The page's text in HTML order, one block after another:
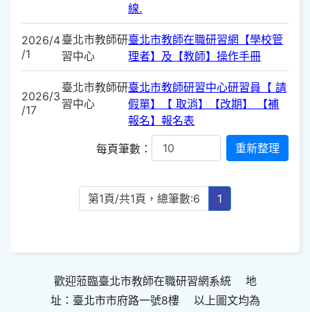
線.
2026/4
/1
臺北市教師研
習中心
臺北市教師在職研習網【學校管
理者】及【教師】操作手冊
2026/3
/17
臺北市教師研
習中心
臺北市教師研習中心研習員【 請
假單】【 取消】【改期】 【補
報名】報名表
每頁筆數：
第1頁/共1頁，總筆數:6 1
歡迎蒞臨臺北市教師在職研習網系統 地
址：臺北市市府路一號8樓 以上圖文均為